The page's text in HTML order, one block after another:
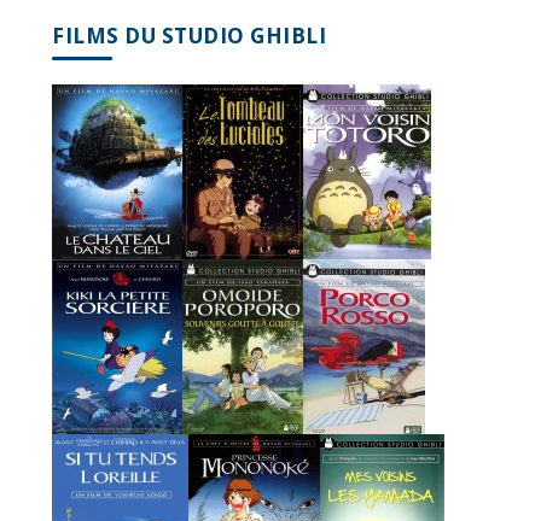
FILMS DU STUDIO GHIBLI